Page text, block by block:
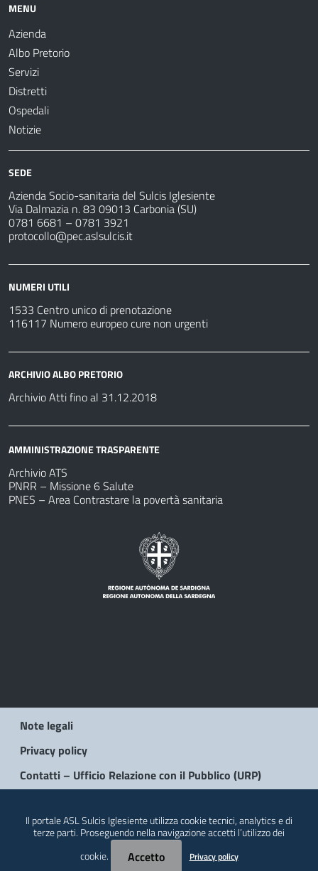
MENU
Azienda
Albo Pretorio
Servizi
Distretti
Ospedali
Notizie
SEDE
Azienda Socio-sanitaria del Sulcis Iglesiente
Via Dalmazia n. 83 09013 Carbonia (SU)
0781 6681 – 0781 3921
protocollo@pec.aslsulcis.it
NUMERI UTILI
1533 Centro unico di prenotazione
116117 Numero europeo cure non urgenti
ARCHIVIO ALBO PRETORIO
Archivio Atti fino al 31.12.2018
AMMINISTRAZIONE TRASPARENTE
Archivio ATS
PNRR – Missione 6 Salute
PNES – Area Contrastare la povertà sanitaria
Note legali
Privacy policy
Contatti – Ufficio Relazione con il Pubblico (URP)
Il portale ASL Sulcis Iglesiente utilizza cookie tecnici, analytics e di
terze parti. Proseguendo nella navigazione accetti l’utilizzo dei
cookie.
Accetto Privacy policy